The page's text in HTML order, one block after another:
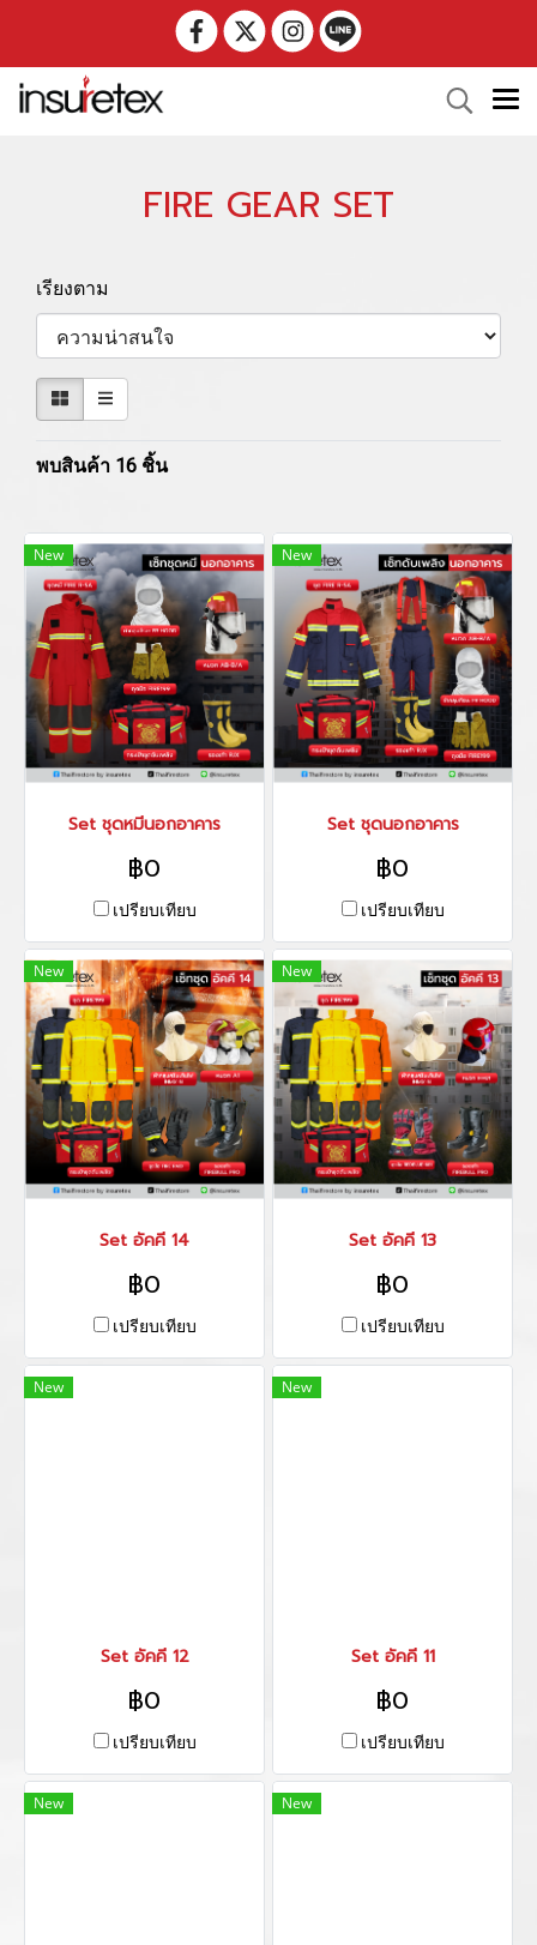
FIRE GEAR SET
เรียงตาม
พบสินค้า 16 ชิ้น
New
Set ชุดหมีนอกอาคาร
฿0
เปรียบเทียบ
New
Set ชุดนอกอาคาร
฿0
เปรียบเทียบ
New
Set อัคคี 14
฿0
เปรียบเทียบ
New
Set อัคคี 13
฿0
เปรียบเทียบ
New
Set อัคคี 12
฿0
เปรียบเทียบ
New
Set อัคคี 11
฿0
เปรียบเทียบ
New New